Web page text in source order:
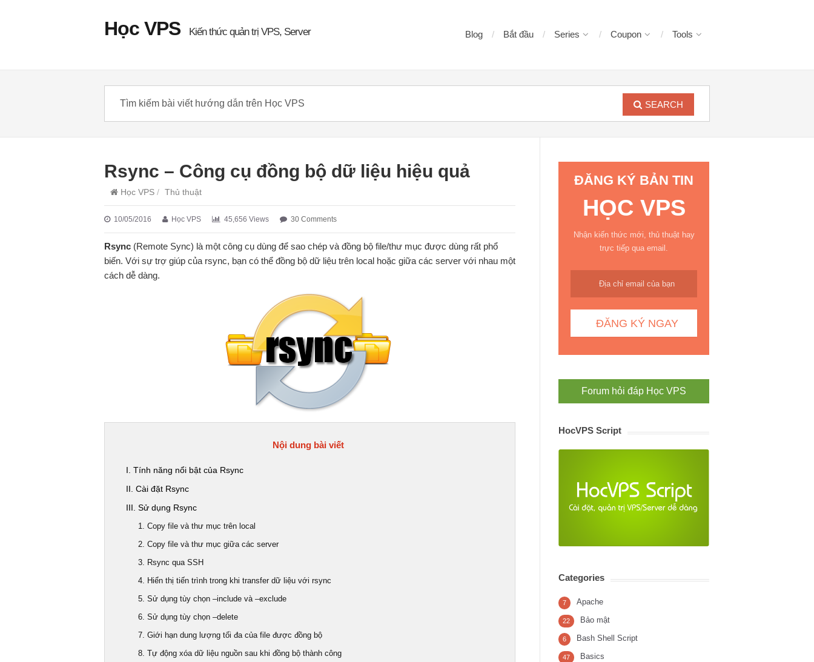
Học VPS Kiến thức quản trị VPS, Server Blog Bắt đầu Series Coupon Tools
SEARCH
Rsync – Công cụ đồng bộ dữ liệu hiệu quả
Học VPS / Thủ thuật
10/05/2016 Học VPS 45,656 Views 30 Comments
Rsync (Remote Sync) là một công cụ dùng để sao chép và đồng bộ file/thư mục được dùng rất phổ
biến. Với sự trợ giúp của rsync, bạn có thể đồng bộ dữ liệu trên local hoặc giữa các server với nhau một
cách dễ dàng.
Nội dung bài viết
I. Tính năng nổi bật của Rsync
II. Cài đặt Rsync
III. Sử dụng Rsync
1. Copy file và thư mục trên local
2. Copy file và thư mục giữa các server
3. Rsync qua SSH
4. Hiển thị tiến trình trong khi transfer dữ liệu với rsync
5. Sử dụng tùy chọn –include và –exclude
6. Sử dụng tùy chọn –delete
7. Giới hạn dung lượng tối đa của file được đồng bộ
8. Tự động xóa dữ liệu nguồn sau khi đồng bộ thành công
ĐĂNG KÝ BẢN TIN
HỌC VPS
Nhận kiến thức mới, thủ thuật hay
trực tiếp qua email.
Forum hỏi đáp Học VPS
HocVPS Script
Categories
Apache
7
Bảo mật
22
Bash Shell Script
6
Basics
47